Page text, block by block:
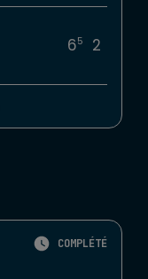
65 2
COMPLÉTÉ